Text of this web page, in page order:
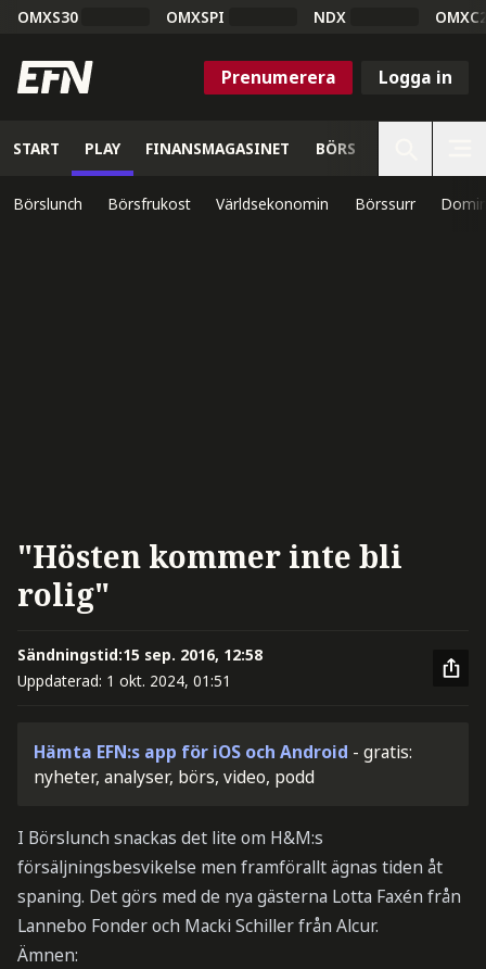
OMXS30 OMXSPI NDX
Prenumerera Logga in
START PLAY FINANSMAGASINET BÖRS
Börslunch Börsfrukost Världsekonomin Börssurr
"Hösten kommer inte bli
rolig"
Sändningstid:15 sep. 2016, 12:58
Uppdaterad: 1 okt. 2024, 01:51
Hämta EFN:s app för iOS och Android - gratis:
nyheter, analyser, börs, video, podd
I Börslunch snackas det lite om H&M:s
försäljningsbesvikelse men framförallt ägnas tiden åt
spaning. Det görs med de nya gästerna Lotta Faxén från
Lannebo Fonder och Macki Schiller från Alcur.
Ämnen: